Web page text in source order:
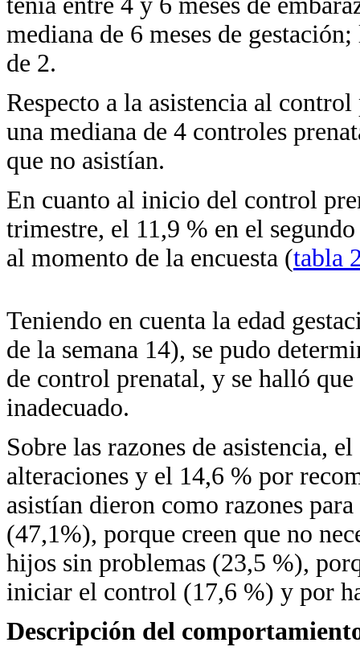
mediana de 6 meses de
de 2.
Respecto a la asistencia al
una mediana de 4 controles
que no asistían.
En cuanto al inicio del control
trimestre, el 11,9 % en el
al momento de la encuesta (tabla
Teniendo en cuenta la edad
de la semana 14), se pudo
de control prenatal, y se halló
inadecuado.
Sobre las razones de asistencia,
alteraciones y el 14,6 % por
asistían dieron como razones
(47,1%), porque creen que no
hijos sin problemas (23,5 %),
iniciar el control (17,6 %) y por
Descripción del